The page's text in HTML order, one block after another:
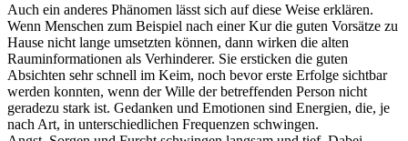
Auch ein anderes Phänomen lässt sich auf diese Weise erklären.
Wenn Menschen zum Beispiel nach einer Kur die guten Vorsätze zu
Hause nicht lange umsetzten können, dann wirken die alten
Rauminformationen als Verhinderer. Sie ersticken die guten
Absichten sehr schnell im Keim, noch bevor erste Erfolge sichtbar
werden konnten, wenn der Wille der betreffenden Person nicht
geradezu stark ist. Gedanken und Emotionen sind Energien, die, je
nach Art, in unterschiedlichen Frequenzen schwingen.